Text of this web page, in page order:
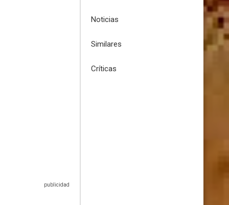
Noticias
Similares
Críticas